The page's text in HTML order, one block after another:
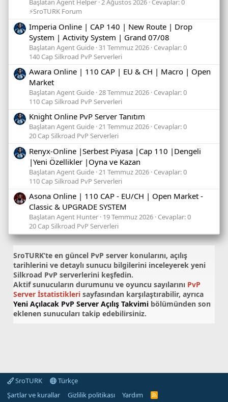
Başlatan Agent Helper 2 Ağustos 2026 Cevaplar: 0
⚡SroTURK Forum
Imperia Online | CAP 140 | New Route | Drop
System | Activity System | Grand 07/08
Başlatan Agent Guide 31 Temmuz 2026 Cevaplar: 0
140 Cap Silkroad PvP Serverleri
Awara Online | 110 CAP | EU & CH | Macro | Open
Market
Başlatan Agent Guide 28 Temmuz 2026 Cevaplar: 0
110 Cap Silkroad PvP Serverleri
Knight Online PvP Server Tanıtım
Başlatan Agent Guide 21 Temmuz 2026 Cevaplar: 0
20 Cap Silkroad PvP Serverleri
Renyx-Online |Serbest Piyasa |Cap 110 |Dengeli
|Yeni Özellikler |Oyna ve Kazan
Başlatan Agent Guide 21 Temmuz 2026 Cevaplar: 0
110 Cap Silkroad PvP Serverleri
Asona Online | 110 CAP - EU/CH | Open Market -
Classic & UPGRADE SYSTEM
Başlatan Agent Hunter 19 Temmuz 2026 Cevaplar: 0
20 Cap Silkroad PvP Serverleri
SroTURK’te en güncel PvP server konularını, açılış
tarihlerini ve detaylı sunucu bilgilerini inceleyerek yeni
Silkroad PvP serverlerini keşfedin.
Aktif sunucuların durumunu ve oyuncu sayılarını PvP
Server İstatistikleri sayfasından karşılaştırabilir, ayrıca
Yeni Açılacak PvP Server Açılış Takvimi bölümünden son
eklenen sunucuları takip edebilirsiniz.
SroTURK
Türkçe
Şartlar ve kurallar
Gizlilik politikası Yardım
S